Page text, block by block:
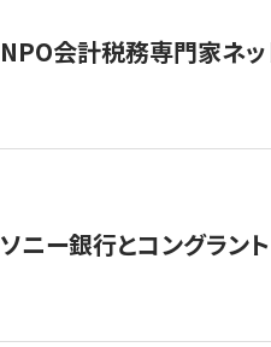
NPO会計税務専門家ネッ
ソニー銀行とコングラン